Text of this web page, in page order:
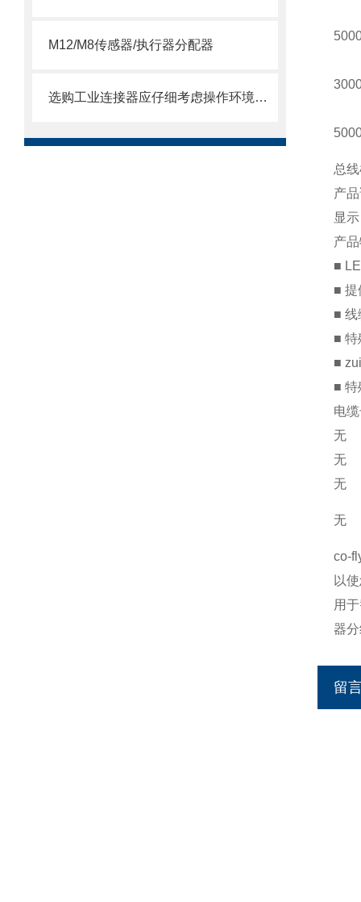
M12/M8传感器/执行器分配器
选购工业连接器应仔细考虑操作环境的各个方面
总
产
显
产
■
■ 提
■ 线
■ 特
■
■ 特
电
无
无
无
无
co-
以
用
器
留